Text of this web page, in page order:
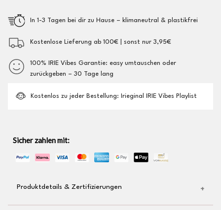
In 1-3 Tagen bei dir zu Hause – klimaneutral & plastikfrei
Kostenlose Lieferung ab 100€ | sonst nur 3,95€
100% IRIE Vibes Garantie: easy umtauschen oder
zurückgeben – 30 Tage lang
Kostenlos zu jeder Bestellung: Irieginal IRIE Vibes Playlist
Sicher zahlen mit:
Produktdetails & Zertifizierungen